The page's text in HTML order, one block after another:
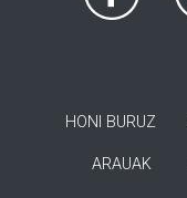
HONI BURUZ
ARAUAK